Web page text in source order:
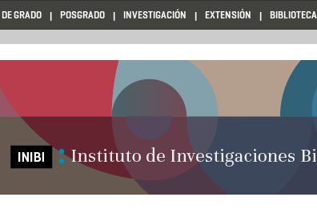
GRADO POSGRADO INVESTIGACIÓN EXTENSIÓN BIBLIOTECA